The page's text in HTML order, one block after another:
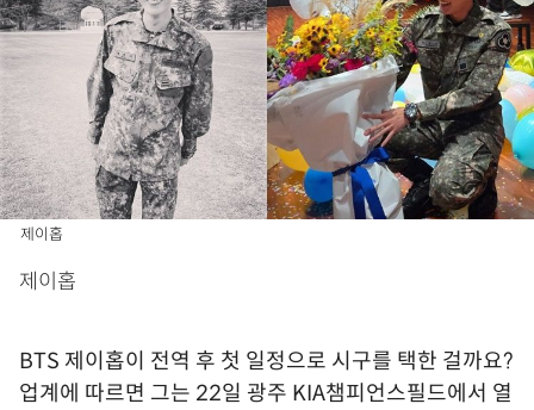
제이홉
제이홉
BTS 제이홉이 전역 후 첫 일정으로 시구를 택한 걸까요?
업계에 따르면 그는 22일 광주 KIA챔피언스필드에서 열